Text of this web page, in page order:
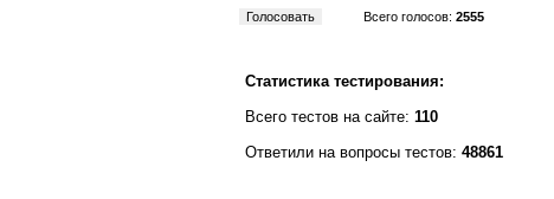
Всего голосов: 2555
Статистика тестирования:
Всего тестов на сайте: 110
Ответили на вопросы тестов: 48861